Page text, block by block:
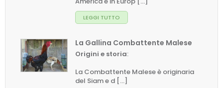
LEGGI TUTTO
La Gallina Combattente Malese
Origini e storia:
La Combattente Malese è originaria
del Siam e d [...]